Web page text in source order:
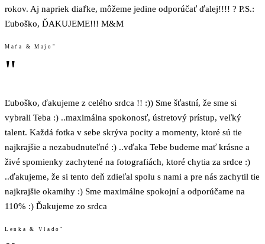
rokov. Aj napriek diaľke, môžeme jedine odporúčať ďalej!!!! ? P.S.:
Ľuboško, ĎAKUJEME!!! M&M
Maťa & Majo"
"
Ľuboško, ďakujeme z celého srdca !! :)) Sme šťastní, že sme si
vybrali Teba :) ..maximálna spokonosť, ústretový prístup, veľký
talent. Každá fotka v sebe skrýva pocity a momenty, ktoré sú tie
najkrajšie a nezabudnuteľné :) ..vďaka Tebe budeme mať krásne a
živé spomienky zachytené na fotografiách, ktoré chytia za srdce :)
..ďakujeme, že si tento deň zdieľal spolu s nami a pre nás zachytil tie
najkrajšie okamihy :) Sme maximálne spokojní a odporúčame na
110% :) Ďakujeme zo srdca
Lenka & Vlado"